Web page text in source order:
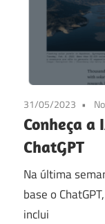
31/05/2023
Conheça a
ChatGPT
Na última
base o
inclui